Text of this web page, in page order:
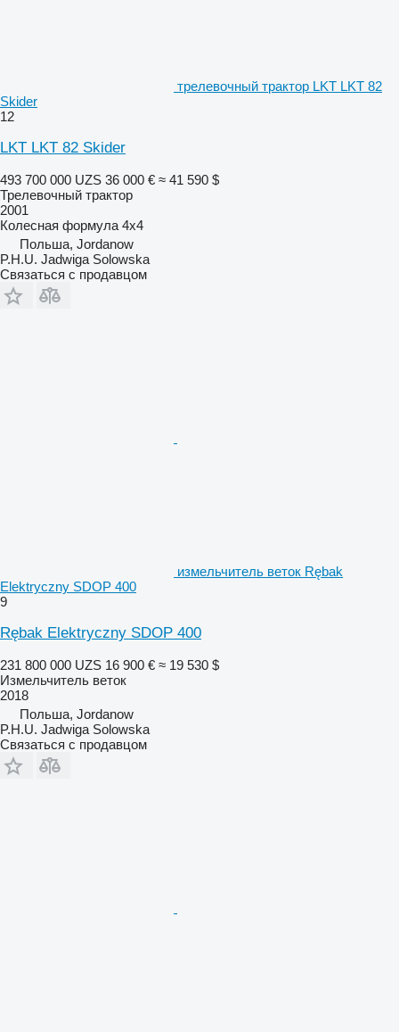
трелевочный трактор LKT LKT 82
Skider
12
LKT LKT 82 Skider
493 700 000 UZS 36 000 € ≈ 41 590 $
Трелевочный трактор
2001
Колесная формула 4x4
Польша, Jordanow
P.H.U. Jadwiga Solowska
Связаться с продавцом
измельчитель веток Rębak
Elektryczny SDOP 400
9
Rębak Elektryczny SDOP 400
231 800 000 UZS 16 900 € ≈ 19 530 $
Измельчитель веток
2018
Польша, Jordanow
P.H.U. Jadwiga Solowska
Связаться с продавцом